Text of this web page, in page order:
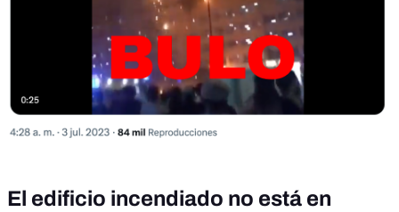
El edificio incendiado no está en